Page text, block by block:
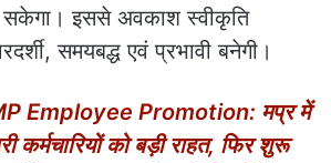
सकेगा। इससे अवकाश स्वीकृति
समयबद्ध एवं प्रभावी बनेगी।
Employee Promotion: मप्र में
कर्मचारियों को बड़ी राहत, फिर शुरू